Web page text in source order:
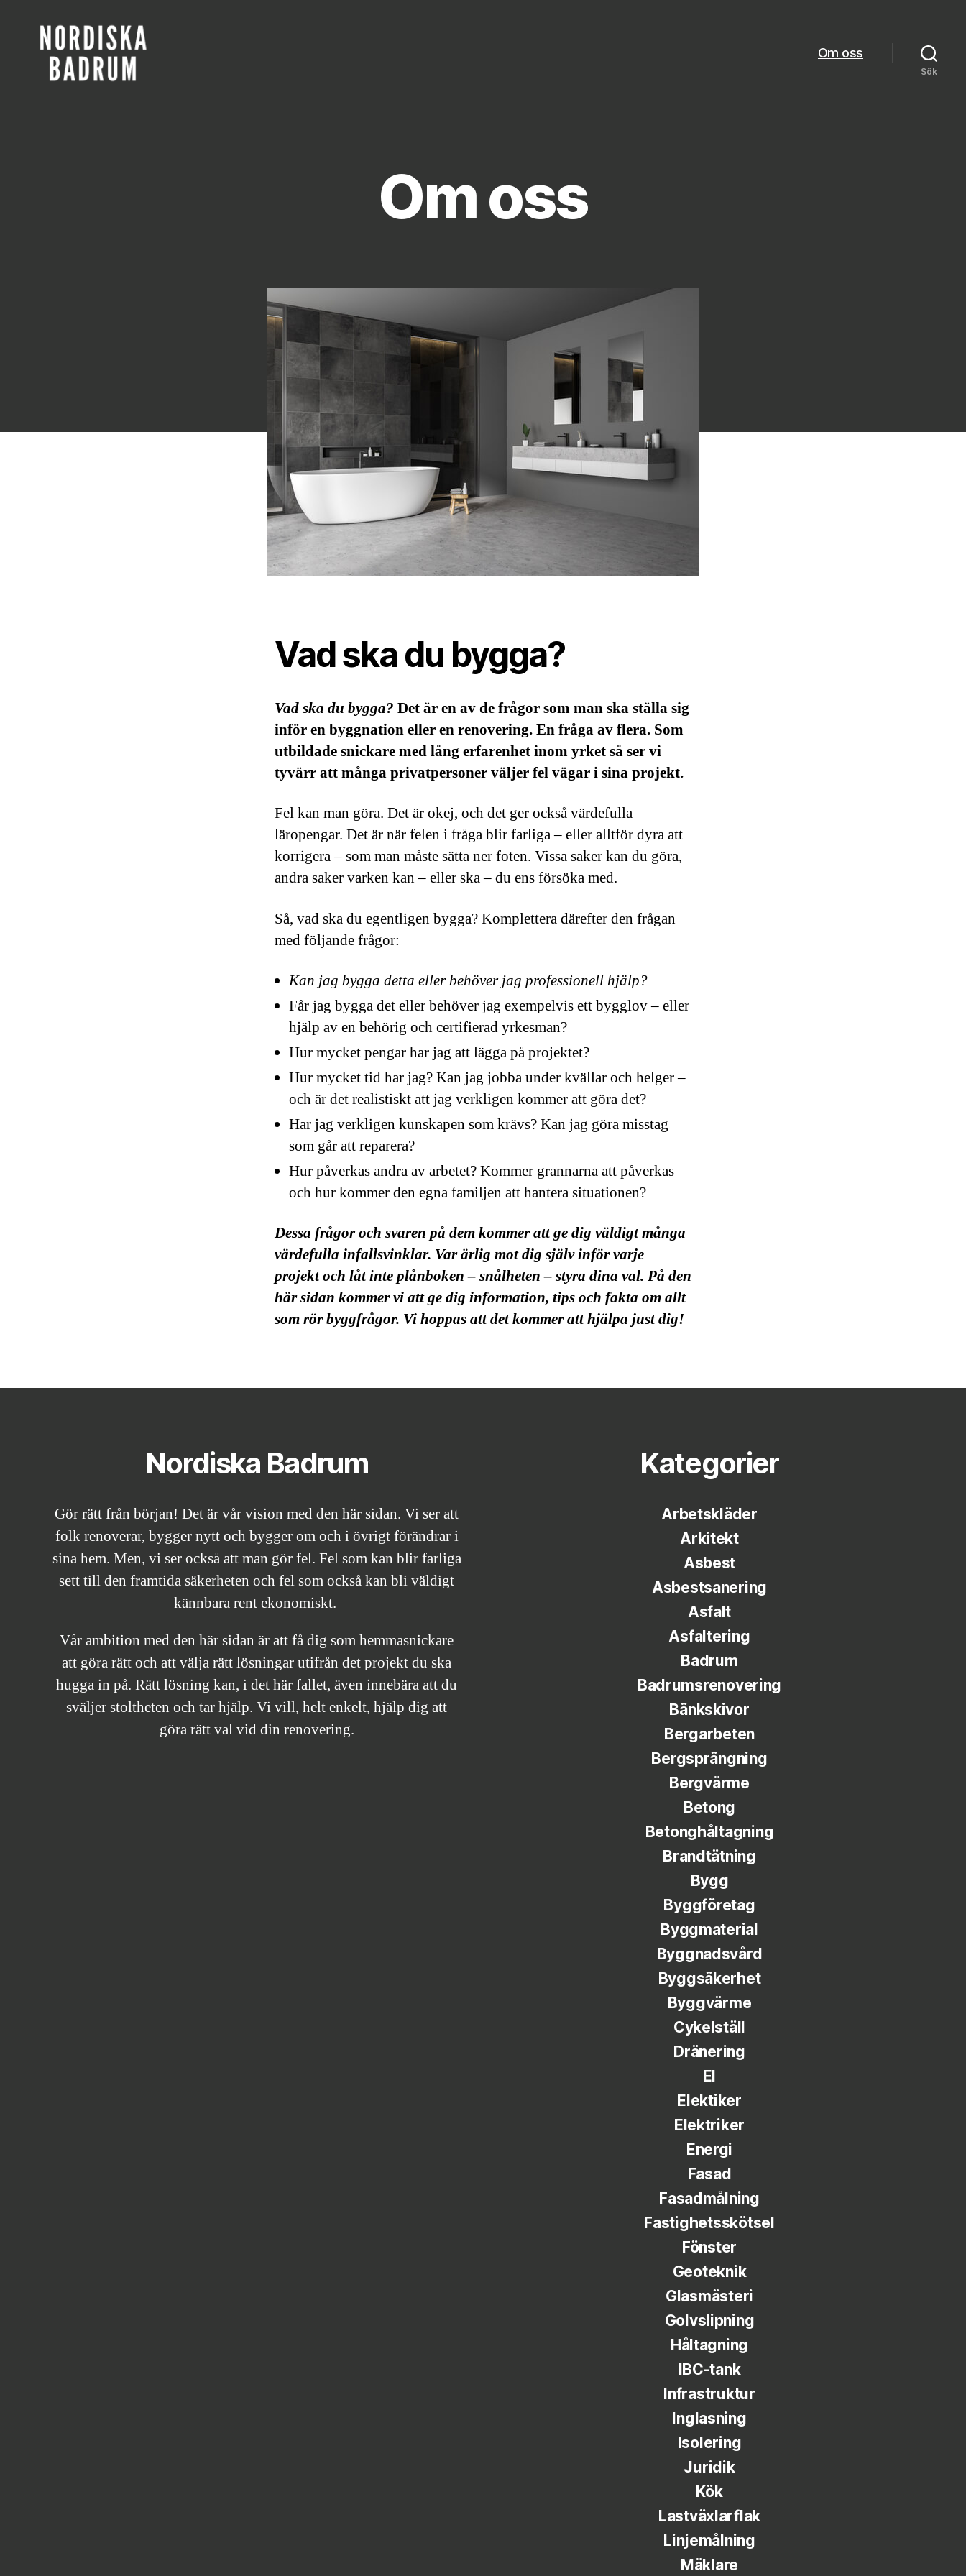
Om oss
Sök
Om oss
Vad ska du bygga?
Vad ska du bygga? Det är en av de frågor som man ska ställa sig
inför en byggnation eller en renovering. En fråga av flera. Som
utbildade snickare med lång erfarenhet inom yrket så ser vi
tyvärr att många privatpersoner väljer fel vägar i sina projekt.
Fel kan man göra. Det är okej, och det ger också värdefulla
läropengar. Det är när felen i fråga blir farliga – eller alltför dyra att
korrigera – som man måste sätta ner foten. Vissa saker kan du göra,
andra saker varken kan – eller ska – du ens försöka med.
Så, vad ska du egentligen bygga? Komplettera därefter den frågan
med följande frågor:
Kan jag bygga detta eller behöver jag professionell hjälp?
Får jag bygga det eller behöver jag exempelvis ett bygglov – eller
hjälp av en behörig och certifierad yrkesman?
Hur mycket pengar har jag att lägga på projektet?
Hur mycket tid har jag? Kan jag jobba under kvällar och helger –
och är det realistiskt att jag verkligen kommer att göra det?
Har jag verkligen kunskapen som krävs? Kan jag göra misstag
som går att reparera?
Hur påverkas andra av arbetet? Kommer grannarna att påverkas
och hur kommer den egna familjen att hantera situationen?
Dessa frågor och svaren på dem kommer att ge dig väldigt många
värdefulla infallsvinklar. Var ärlig mot dig själv inför varje
projekt och låt inte plånboken – snålheten – styra dina val. På den
här sidan kommer vi att ge dig information, tips och fakta om allt
som rör byggfrågor. Vi hoppas att det kommer att hjälpa just dig!
Nordiska Badrum
Gör rätt från början! Det är vår vision med den här sidan. Vi ser att
folk renoverar, bygger nytt och bygger om och i övrigt förändrar i
sina hem. Men, vi ser också att man gör fel. Fel som kan blir farliga
sett till den framtida säkerheten och fel som också kan bli väldigt
kännbara rent ekonomiskt.
Vår ambition med den här sidan är att få dig som hemmasnickare
att göra rätt och att välja rätt lösningar utifrån det projekt du ska
hugga in på. Rätt lösning kan, i det här fallet, även innebära att du
sväljer stoltheten och tar hjälp. Vi vill, helt enkelt, hjälp dig att
göra rätt val vid din renovering.
Kategorier
Arbetskläder
Arkitekt
Asbest
Asbestsanering
Asfalt
Asfaltering
Badrum
Badrumsrenovering
Bänkskivor
Bergarbeten
Bergsprängning
Bergvärme
Betong
Betonghåltagning
Brandtätning
Bygg
Byggföretag
Byggmaterial
Byggnadsvård
Byggsäkerhet
Byggvärme
Cykelställ
Dränering
El
Elektiker
Elektriker
Energi
Fasad
Fasadmålning
Fastighetsskötsel
Fönster
Geoteknik
Glasmästeri
Golvslipning
Håltagning
IBC-tank
Infrastruktur
Inglasning
Isolering
Juridik
Kök
Lastväxlarflak
Linjemålning
Mäklare